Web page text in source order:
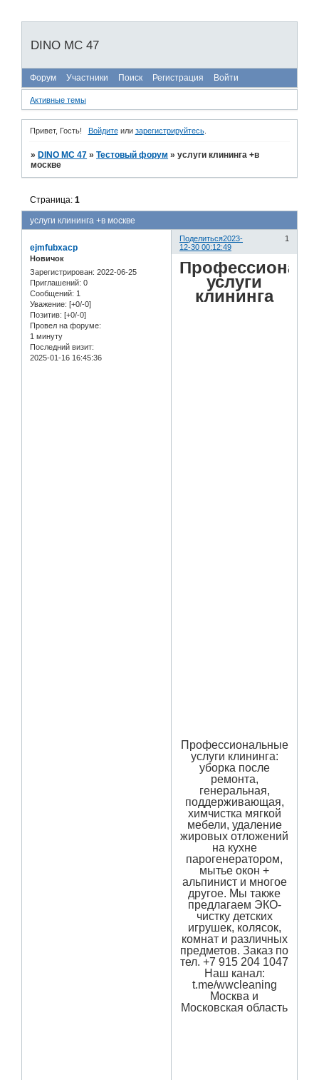
DINO MC 47
Форум Участники Поиск Регистрация Войти
Активные темы
Привет, Гость! Войдитеили зарегистрируйтесь.
» DINO MC 47 »Тестовый форум »услуги клининга +в
москве
услуги клининга +в москве
Страница:1
Поделиться 1
2023-
12-30 00:12:49
ejmfubxacp
Новичок
Зарегистрирован: 2022-06-25
Приглашений: 0
Сообщений: 1
Уважение: [+0/-0]
Позитив: [+0/-0]
Провел на форуме:
1 минуту
Последний визит:
2025-01-16 16:45:36
услуги
клининга
Профессиональные
услуги клининга:
уборка после
ремонта,
генеральная,
поддерживающая,
химчистка мягкой
мебели, удаление
жировых отложений
на кухне
парогенератором,
мытье окон +
альпинист и многое
другое. Мы также
предлагаем ЭКО-
чистку детских
игрушек, колясок,
комнат и различных
предметов. Заказ по
тел. +7 915 204 1047
Наш канал:
t.me/wwcleaning
Москва и
Московская область